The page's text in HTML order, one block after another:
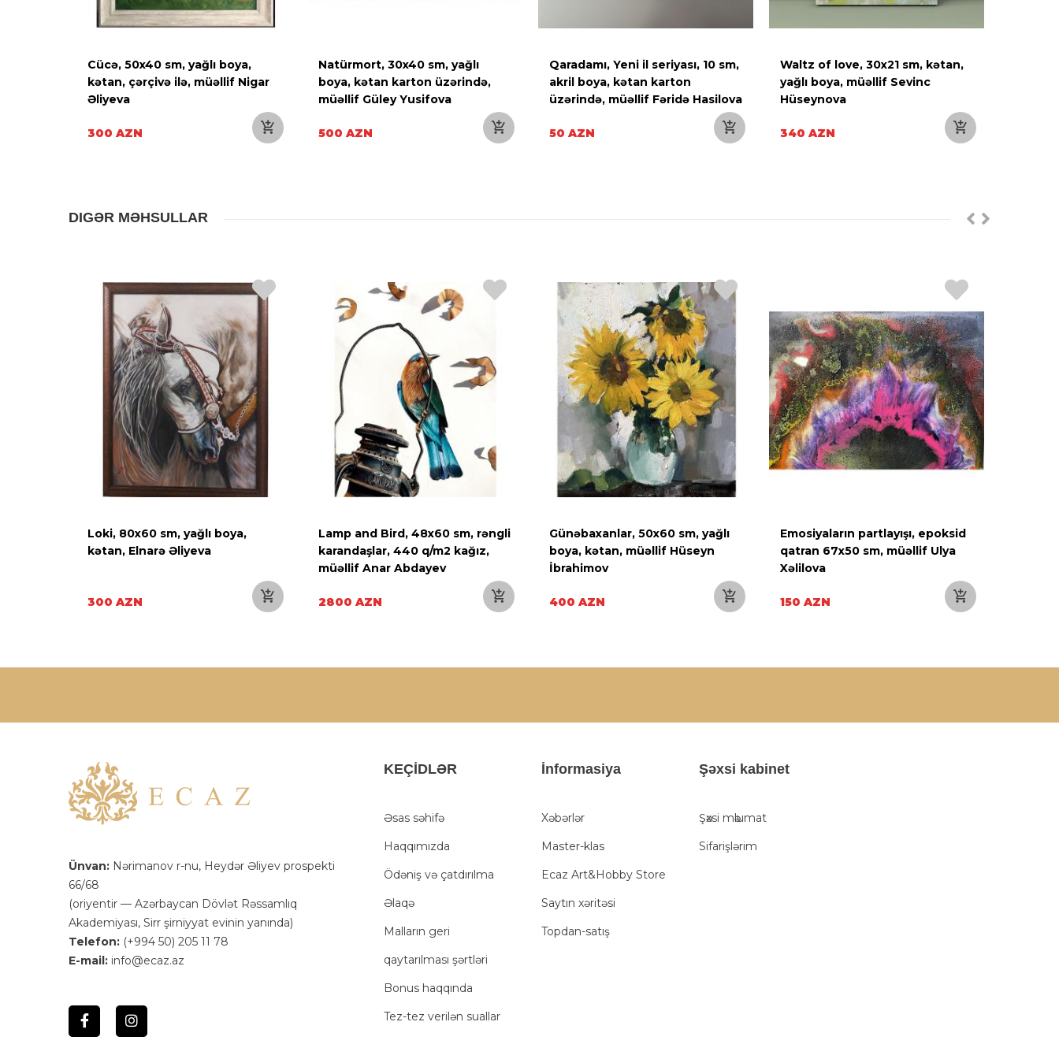
Cücə, 50x40 sm, yağlı boya,
kətan, çərçivə ilə, müəllif Nigar
Əliyeva
300 AZN
Natürmort, 30x40 sm, yağlı
boya, kətan karton üzərində,
müəllif Güley Yusifova
500 AZN
Qaradamı, Yeni il seriyası, 10 sm,
akril boya, kətan karton
üzərində, müəllif Fəridə Hasilova
50 AZN
Waltz of love, 30x21 sm, kətan,
yağlı boya, müəllif Sevinc
Hüseynova
340 AZN
DIGƏR MƏHSULLAR
Loki, 80x60 sm, yağlı boya,
kətan, Elnarə Əliyeva
300 AZN
Lamp and Bird, 48x60 sm, rəngli
karandaşlar, 440 q/m2 kağız,
müəllif Anar Abdayev
2800 AZN
Günəbaxanlar, 50x60 sm, yağlı
boya, kətan, müəllif Hüseyn
İbrahimov
400 AZN
Emosiyaların partlayışı, epoksid
qatran 67x50 sm, müəllif Ulya
Xəlilova
150 AZN
Ünvan: Nərimanov r-nu, Heydər Əliyev prospekti
66/68
(oriyentir — Azərbaycan Dövlət Rəssamlıq
Akademiyası, Sirr şirniyyat evinin yanında)
Telefon: (+994 50) 205 11 78
E-mail: info@ecaz.az
KEÇİDLƏR
Əsas səhifə
Haqqımızda
Ödəniş və çatdırılma
Əlaqə
Malların geri
qaytarılması şərtləri
Bonus haqqında
Tez-tez verilən suallar
İnformasiya
Xəbərlər
Master-klas
Ecaz Art&Hobby Store
Saytın xəritəsi
Topdan-satış
Şәxsi kabinet
Şәxsi mәlumat
Sifarişlərim